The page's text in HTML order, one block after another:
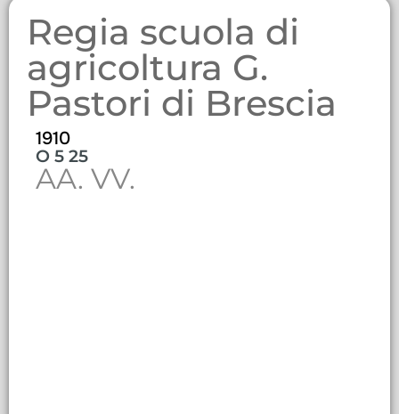
Regia scuola di
agricoltura G.
Pastori di Brescia
1910
O 5 25
AA. VV.